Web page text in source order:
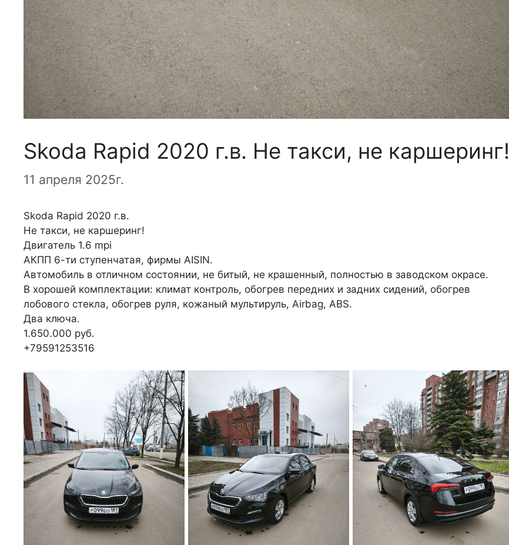
Skoda Rapid 2020 г.в. Не такси, не каршеринг!
11 апреля 2025г.
Skoda Rapid 2020 г.в.
Не такси, не каршеринг!
Двигатель 1.6 mpi
АКПП 6-ти ступенчатая, фирмы AISIN.
Автомобиль в отличном состоянии, не битый, не крашенный, полностью в заводском окрасе.
В хорошей комплектации: климат контроль, обогрев передних и задних сидений, обогрев
лобового стекла, обогрев руля, кожаный мультируль, Airbag, ABS.
Два ключа.
1.650.000 руб.
+79591253516